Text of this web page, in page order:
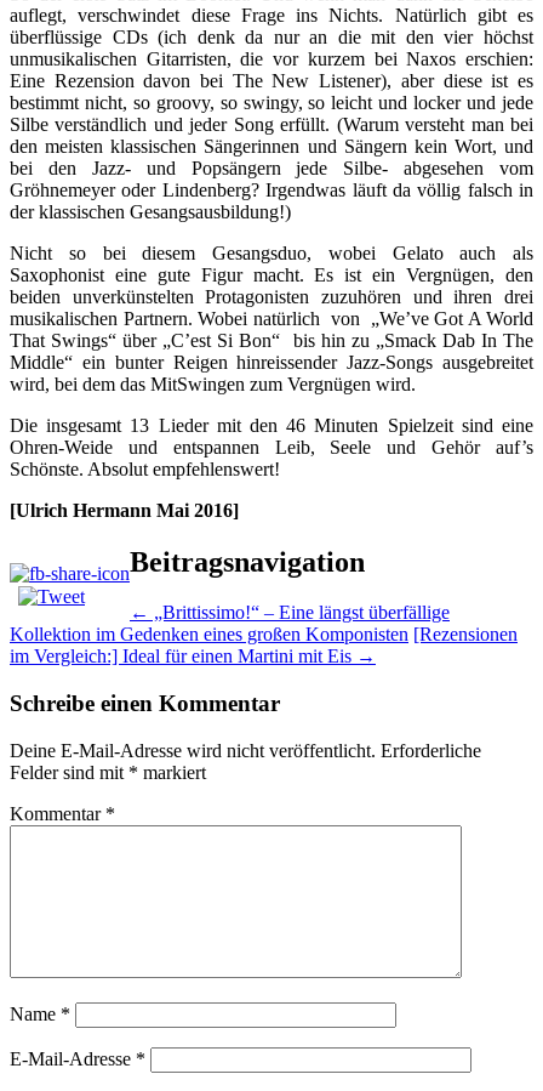
auflegt, verschwindet diese Frage ins Nichts. Natürlich gibt es
überflüssige CDs (ich denk da nur an die mit den vier höchst
unmusikalischen Gitarristen, die vor kurzem bei Naxos erschien:
Eine Rezension davon bei The New Listener), aber diese ist es
bestimmt nicht, so groovy, so swingy, so leicht und locker und jede
Silbe verständlich und jeder Song erfüllt. (Warum versteht man bei
den meisten klassischen Sängerinnen und Sängern kein Wort, und
bei den Jazz- und Popsängern jede Silbe- abgesehen vom
Gröhnemeyer oder Lindenberg? Irgendwas läuft da völlig falsch in
der klassischen Gesangsausbildung!)
Nicht so bei diesem Gesangsduo, wobei Gelato auch als
Saxophonist eine gute Figur macht. Es ist ein Vergnügen, den
beiden unverkünstelten Protagonisten zuzuhören und ihren drei
musikalischen Partnern. Wobei natürlich von „We’ve Got A World
That Swings“ über „C’est Si Bon“ bis hin zu „Smack Dab In The
Middle“ ein bunter Reigen hinreissender Jazz-Songs ausgebreitet
wird, bei dem das MitSwingen zum Vergnügen wird.
Die insgesamt 13 Lieder mit den 46 Minuten Spielzeit sind eine
Ohren-Weide und entspannen Leib, Seele und Gehör auf’s
Schönste. Absolut empfehlenswert!
[Ulrich Hermann Mai 2016]
Beitragsnavigation
← „Brittissimo!“ – Eine längst überfällige
Kollektion im Gedenken eines großen Komponisten [Rezensionen
im Vergleich:] Ideal für einen Martini mit Eis →
Schreibe einen Kommentar
Deine E-Mail-Adresse wird nicht veröffentlicht. Erforderliche
Felder sind mit * markiert
Kommentar *
Name *
E-Mail-Adresse *